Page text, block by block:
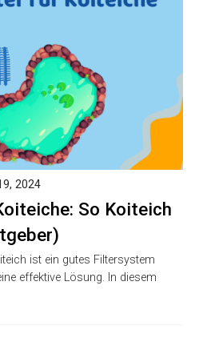
So Koiteich
2024
ist ein gutes Filtersystem
effektive Lösung. In diesem